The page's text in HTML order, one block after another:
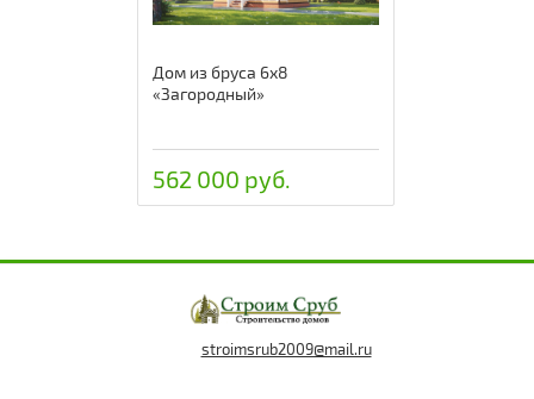
Дом из бруса 6х8
«Загородный»
562 000 руб.
stroimsrub2009@mail.ru